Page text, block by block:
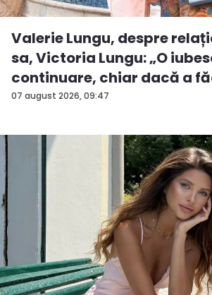
07 august 2026, 09:47
Valerie Lungu, despre
sa, Victoria Lungu: „O
continuare, chiar dacă a